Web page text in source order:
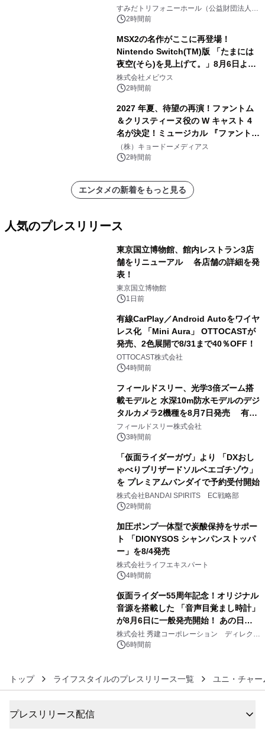
すみだトリフォニーホール（公益財団法人墨
田区文化振興財団）
2時間前
MSX2の名作がここに再登場！
Nintendo Switch(TM)版 「たまには
夜空(そら)を見上げて。」8月6日より
配信開始！
株式会社メビウス
2時間前
2027 年夏、待望の再演！ファントム
＆クリスティーヌ役の W キャスト 4
名が決定！ミュージカル 『ファント
ム』
（株）キョードーメディアス
2時間前
エンタメの新着をもっと見る
人気のプレスリリース
東京国立博物館、館内レストラン3店
舗をリニューアル 各店舗の詳細を発
表！
東京国立博物館
1日前
有線CarPlay／Android Autoをワイヤ
レス化 「Mini Aura」 OTTOCASTが
発売、2色展開で8/31まで40％OFF！
OTTOCAST株式会社
4時間前
フィールドスリー、光学3倍ズーム搭
載モデルと 水深10m防水モデルのデジ
タルカメラ2機種を8月7日発売 有効
約1300万画素、用途別に選べるコンデ
ジ新登場
フィールドスリー株式会社
3時間前
「仮面ライダーガヴ」より 「DXおし
ゃべりブリザードソルベエゴチゾウ」
を プレミアムバンダイで予約受付開始
株式会社BANDAI SPIRITS EC戦略部
2時間前
加圧ポンプ一体型で炭酸保持をサポー
ト 「DIONYSOS シャンパンストッパ
ー」を8/4発売
株式会社ライフエキスパート
4時間前
仮面ライダー55周年記念！オリジナル
音源を搭載した 「音声目覚まし時計」
が8月6日に一般発売開始！ あの日の
大興奮が今甦る
株式会社 秀建コーポレーション ディレクト
アートギャラリー
6時間前
トップ ライフスタイルのプレスリリース一覧 ユニ・チャ
プレスリリース配信